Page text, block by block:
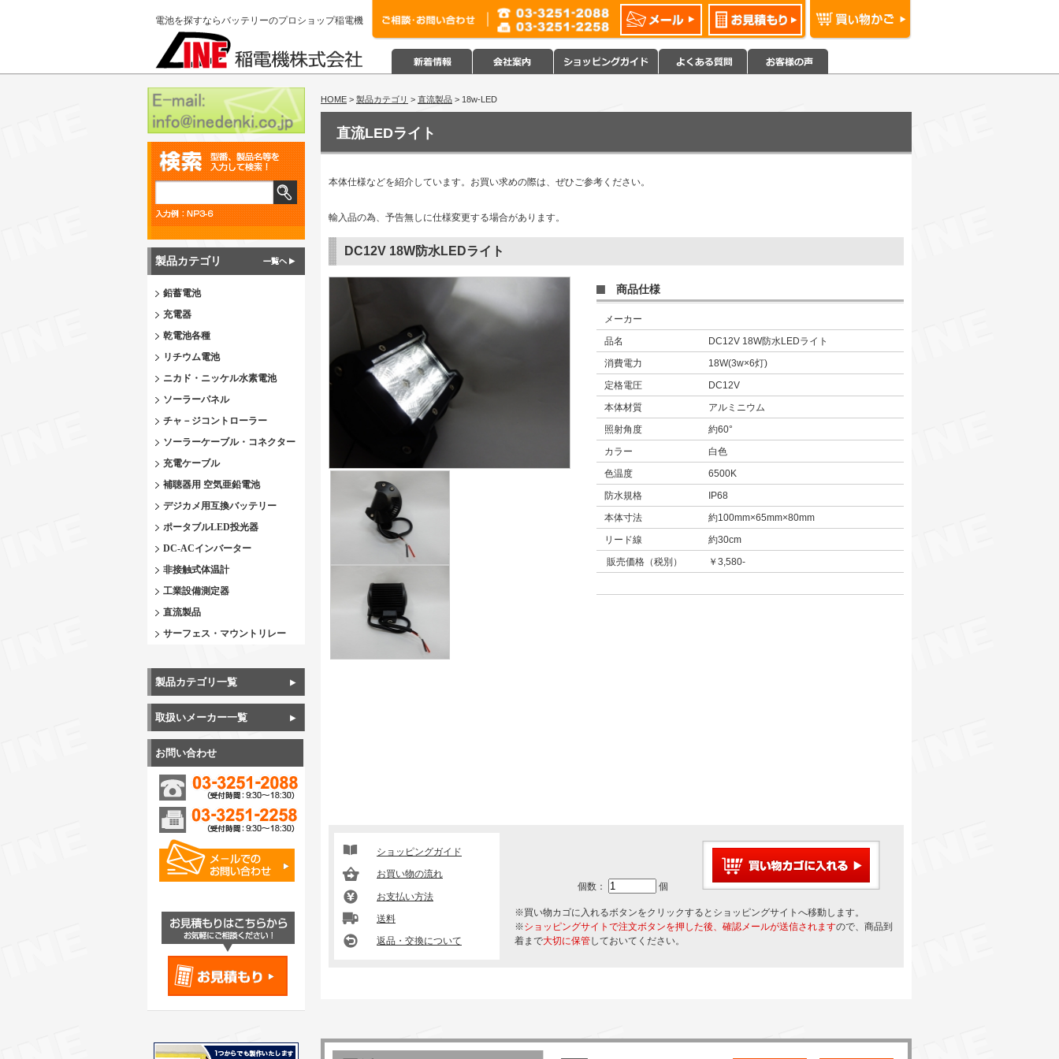
電池を探すならバッテリーのプロショップ稲電機
製品カテゴリ
鉛蓄電池
充電器
乾電池各種
リチウム電池
ニカド・ニッケル水素電池
ソーラーパネル
チャ－ジコントローラー
ソーラーケーブル・コネクター
充電ケーブル
補聴器用 空気亜鉛電池
デジカメ用互換バッテリー
ポータブルLED投光器
DC-ACインバーター
非接触式体温計
工業設備測定器
直流製品
サーフェス・マウントリレー
製品カテゴリ一覧
取扱いメーカー一覧
お問い合わせ
HOME > 製品カテゴリ > 直流製品 > 18w-LED
直流LEDライト
本体仕様などを紹介しています。お買い求めの際は、ぜひご参考ください。
輸入品の為、予告無しに仕様変更する場合があります。
DC12V 18W防水LEDライト
商品仕様
メーカー
品名
DC12V 18W防水LEDライト
消費電力
18W(3w×6灯)
定格電圧
DC12V
本体材質
アルミニウム
照射角度
約60°
カラー
白色
色温度
6500K
防水規格
IP68
本体寸法
約100mm×65mm×80mm
リード線
約30cm
販売価格（税別）
￥3,580-
ショッピングガイド
お買い物の流れ
お支払い方法
送料
返品・交換について
個数： 個
※買い物カゴに入れるボタンをクリックするとショッピングサイトへ移動します。
※ショッピングサイトで注文ボタンを押した後、確認メールが送信されますので、商品到
着まで大切に保管しておいてください。